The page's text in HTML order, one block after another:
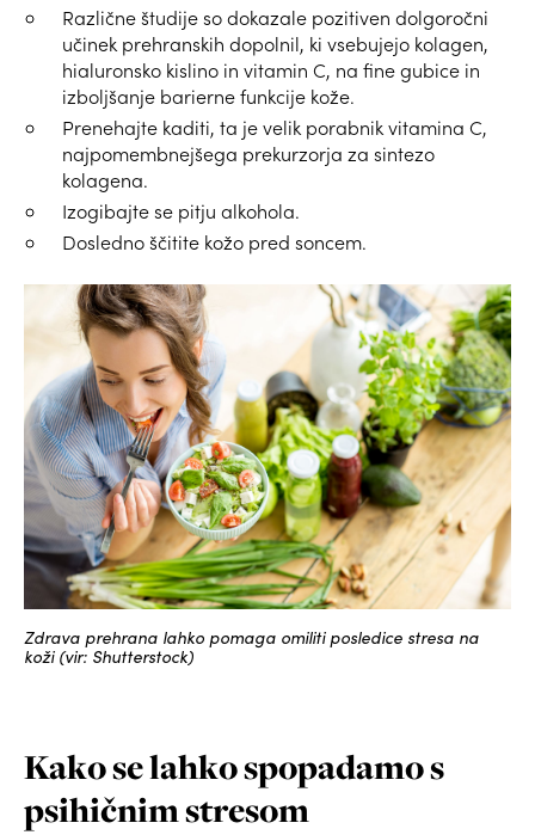
Različne študije so dokazale pozitiven dolgoročni
učinek prehranskih dopolnil, ki vsebujejo kolagen,
hialuronsko kislino in vitamin C, na fine gubice in
izboljšanje barierne funkcije kože.
Prenehajte kaditi, ta je velik porabnik vitamina C,
najpomembnejšega prekurzorja za sintezo
kolagena.
Izogibajte se pitju alkohola.
Dosledno ščitite kožo pred soncem.
Zdrava prehrana lahko pomaga omiliti posledice stresa na
koži (vir: Shutterstock)
Kako se lahko spopadamo s
psihičnim stresom